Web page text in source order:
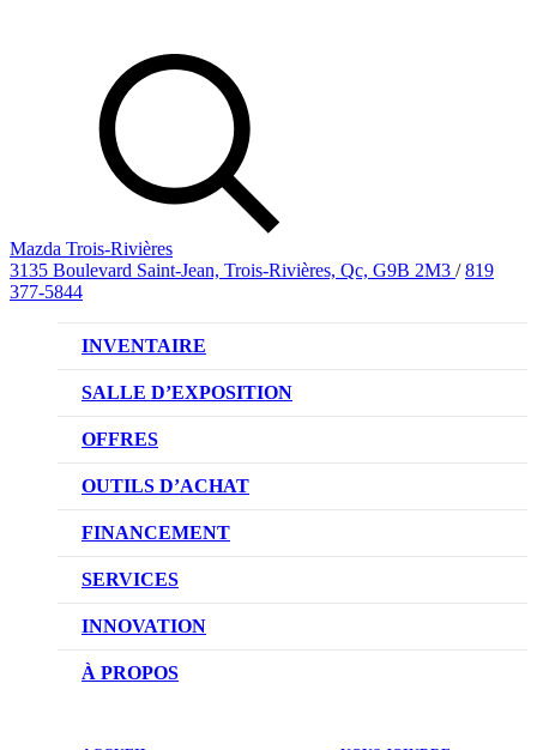
Mazda Trois-Rivières
3135 Boulevard Saint-Jean, Trois-Rivières, Qc, G9B 2M3 / 819
377-5844
INVENTAIRE
VÉHICULES NEUFS
VÉHICULES D’OCCASION
SALLE D’EXPOSITION
OFFRES
OFFRES DU CONCESSIONNAIRE
OUTILS D’ACHAT
CONFIGUREZ VOTRE VÉHICULE
RÉSERVEZ UN ESSAI ROUTIER
DEMANDEZ UN PRIX
FINANCEMENT
NOTRE DIFFÉRENCE
DEMANDE DE CRÉDIT AUTO
SERVICES
NOTRE PROMESSE
PRENDRE UN RENDEZ-VOUS
INNOVATION
TECHNOLOGIE SKYACTIV
À PROPOS